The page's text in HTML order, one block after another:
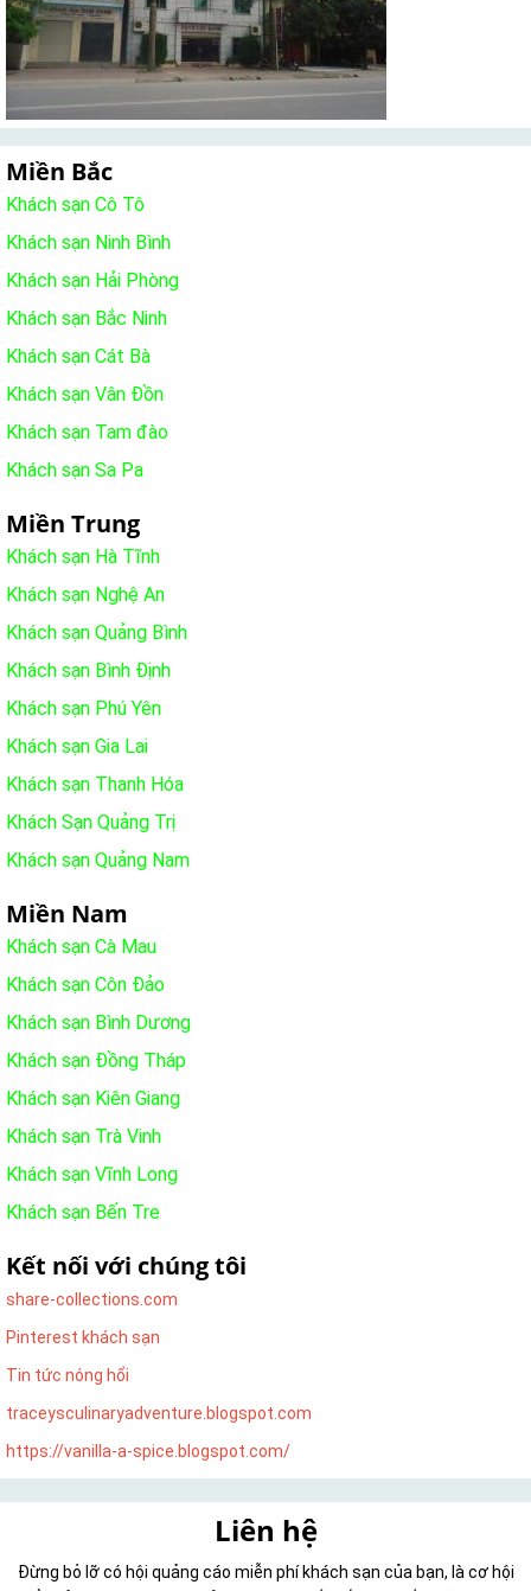
Miền Bắc
Khách sạn Cô Tô
Khách sạn Ninh Bình
Khách sạn Hải Phòng
Khách sạn Bắc Ninh
Khách sạn Cát Bà
Khách sạn Vân Đồn
Khách sạn Tam đào
Khách sạn Sa Pa
Miền Trung
Khách sạn Hà Tĩnh
Khách sạn Nghệ An
Khách sạn Quảng Bình
Khách sạn Bình Định
Khách sạn Phú Yên
Khách sạn Gia Lai
Khách sạn Thanh Hóa
Khách Sạn Quảng Trị
Khách sạn Quảng Nam
Miền Nam
Khách sạn Cà Mau
Khách sạn Côn Đảo
Khách sạn Bình Dương
Khách sạn Đồng Tháp
Khách sạn Kiên Giang
Khách sạn Trà Vinh
Khách sạn Vĩnh Long
Khách sạn Bến Tre
Kết nối với chúng tôi
share-collections.com
Pinterest khách sạn
Tin tức nóng hổi
traceysculinaryadventure.blogspot.com
https://vanilla-a-spice.blogspot.com/
Liên hệ
Đừng bỏ lỡ có hội quảng cáo miễn phí khách sạn của bạn, là cơ hội